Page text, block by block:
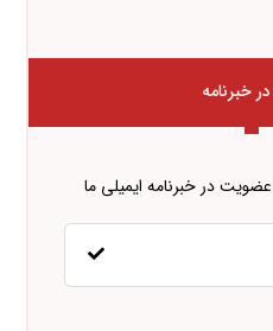
خبرنامه
در خبرنامه ایمیلی ما